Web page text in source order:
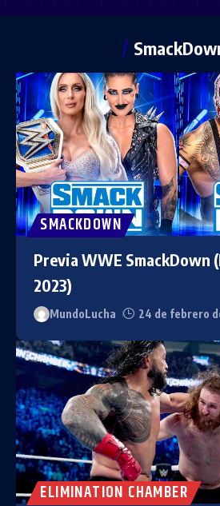
SMACKDOWN
Previa WWE SmackDown
2023)
MundoLucha 24 de febrero
ELIMINATION CHAMBER